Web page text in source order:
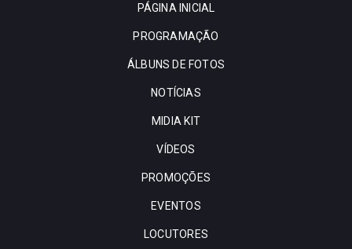
PÁGINA INICIAL
PROGRAMAÇÃO
ÁLBUNS DE FOTOS
NOTÍCIAS
MIDIA KIT
VÍDEOS
PROMOÇÕES
EVENTOS
LOCUTORES